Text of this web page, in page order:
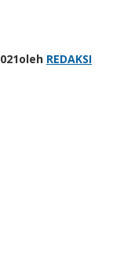
oleh REDAKSI